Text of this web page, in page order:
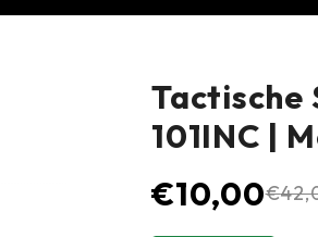
Tactische
101INC |
€
€10,00